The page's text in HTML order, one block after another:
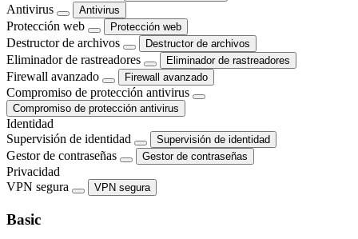
Antivirus Antivirus
Protección web Protección web
Destructor de archivos Destructor de archivos
Eliminador de rastreadores Eliminador de rastreadores
Firewall avanzado Firewall avanzado
Compromiso de protección antivirus
Compromiso de protección antivirus
Identidad
Supervisión de identidad
Supervisión de identidad
Gestor de contraseñas Gestor de contraseñas
Privacidad
VPN segura
VPN segura
Basic